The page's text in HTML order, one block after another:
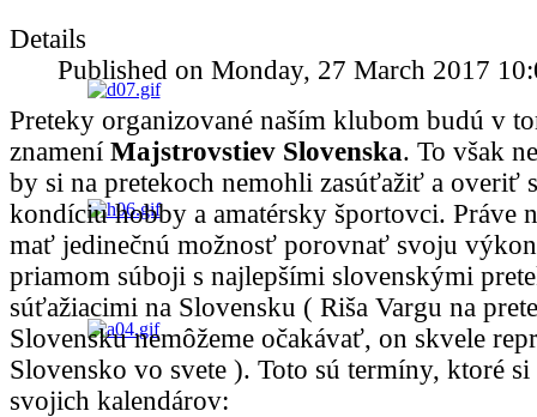
Details
Published on Monday, 27 March 2017
Preteky organizované naším klubom budú v
znamení Majstrovstiev Slovenska. To však
by si na pretekoch nemohli zasúťažiť a overiť
kondíciu hobby a amatérsky športovci. Práve
mať jedinečnú možnosť porovnať svoju
priamom súboji s najlepšími slovenskými
súťažiacimi na Slovensku ( Riša Vargu na
Slovensku nemôžeme očakávať, on skvele
Slovensko vo svete ). Toto sú termíny, ktoré si
svojich kalendárov: